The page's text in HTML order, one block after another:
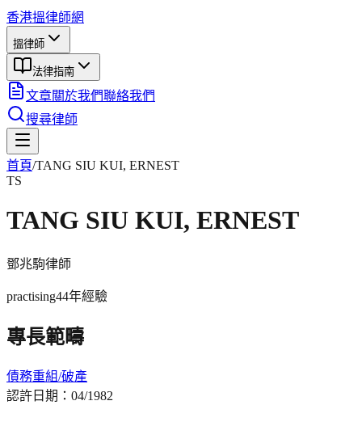
香港搵律師網
搵律師
法律指南
文章關於我們聯絡我們
搜尋律師
首頁/TANG SIU KUI, ERNEST
TS
TANG SIU KUI, ERNEST
鄧兆駒律師
practising44年經驗
專長範疇
債務重組/破產
認許日期： 04/1982